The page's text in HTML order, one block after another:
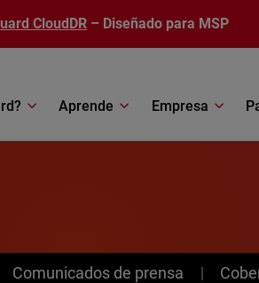
CloudDR – Diseñado para MSP
Aprende Empresa
Comunicados de prensa